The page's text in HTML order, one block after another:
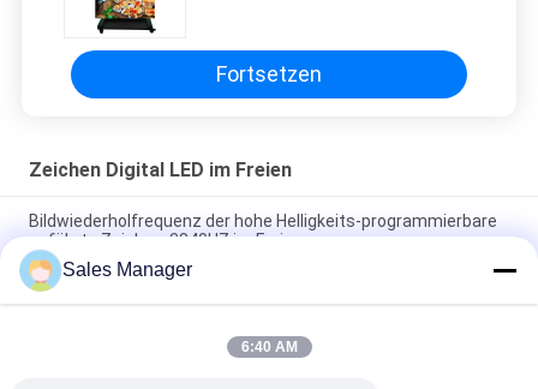
Fortsetzen
Zeichen Digital LED im Freien
Bildwiederholfrequenz der hohe Helligkeits-programmierbare
geführte Zeichen-3840HZ im Freien
Zeichen des Bildschirm-P6 Digital LED SMD3535 im Freien mit
Aluminiumfall
Programmierbarer LED Signage der hohen Auflösung P3mm
Sales Manager
6:40 AM